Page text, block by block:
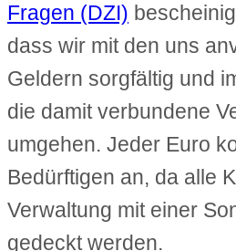
Fragen (DZI)
dass wir mit den uns
Geldern sorgfältig und
die damit verbundene
umgehen. Jeder Euro
Bedürftigen an, da alle
Verwaltung mit einer
gedeckt werden.